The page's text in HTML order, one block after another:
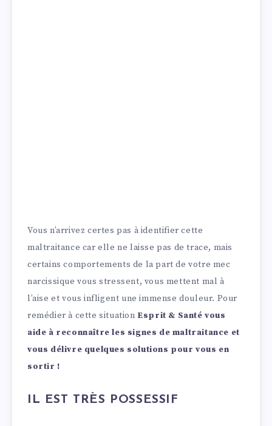
Vous n’arrivez certes pas à identifier cette
maltraitance car elle ne laisse pas de trace, mais
certains comportements de la part de votre mec
narcissique vous stressent, vous mettent mal à
l’aise et vous infligent une immense douleur. Pour
remédier à cette situation Esprit & Santé vous
aide à reconnaître les signes de maltraitance et
vous délivre quelques solutions pour vous en
sortir !
IL EST TRÈS POSSESSIF